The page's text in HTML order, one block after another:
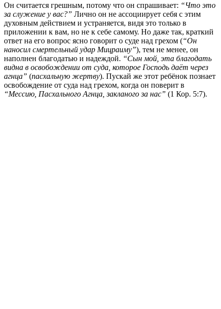
Он считается грешным, потому что он спрашивает: “Что это
за служение у вас?” Лично он не ассоциирует себя с этим
духовным действием и устраняется, видя это только в
приложении к вам, но не к себе самому. Но даже так, краткий
ответ на его вопрос ясно говорит о суде над грехом (“Он
наносил смертельный удар Мицраиму”), тем не менее, он
наполнен благодатью и надеждой. “Сын мой, эта благодать
видна в освобождении от суда, которое Господь даёт через
агнца” (пасхальную жертву). Пускай же этот ребёнок познает
освобождение от суда над грехом, когда он поверит в
“Мессию, Пасхального Агнца, закланого за нас” (1 Кор. 5:7).